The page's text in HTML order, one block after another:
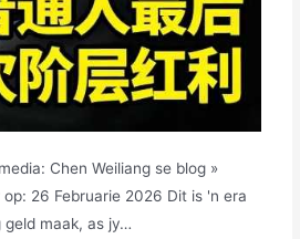
Chen Weiliang se blog »
26 Februarie 2026 Dit is 'n era
geld maak, as jy…